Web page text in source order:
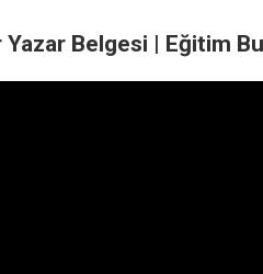
Yazar Belgesi | Eğitim